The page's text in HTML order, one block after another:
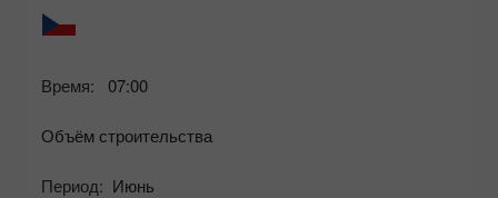
Время: 07:00
Объём строительства
Период: Июнь